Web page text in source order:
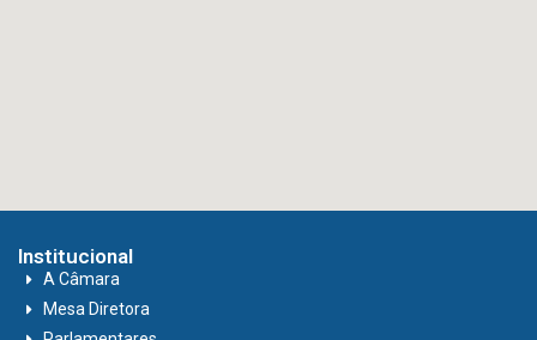
Institucional
A Câmara
Mesa Diretora